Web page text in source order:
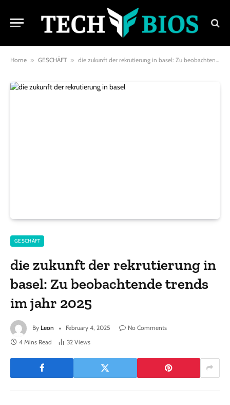
Home » GESCHÄFT » die zukunft der rekrutierung in basel: Zu beobachtende trends im jahr 2025
GESCHÄFT
die zukunft der rekrutierung in
basel: Zu beobachtende trends
im jahr 2025
By Leon February 4, 2025
No Comments
4 Mins Read
32 Views